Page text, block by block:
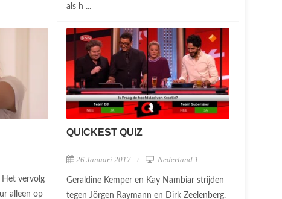
als h ...
Het vervolg
alleen op
QUICKEST QUIZ
26 Januari 2017 Nederland 1
Geraldine Kemper en Kay Nambiar strijden
tegen Jörgen Raymann en Dirk Zeelenberg.